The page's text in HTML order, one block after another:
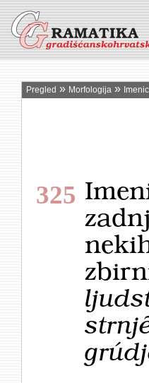
Pregled » Morfologija »
325